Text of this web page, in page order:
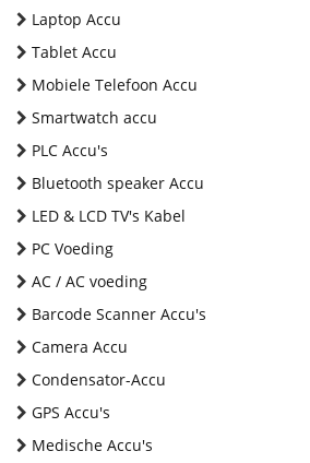
Laptop Accu
Tablet Accu
Mobiele Telefoon Accu
Smartwatch accu
PLC Accu's
Bluetooth speaker Accu
LED & LCD TV's Kabel
PC Voeding
AC / AC voeding
Barcode Scanner Accu's
Camera Accu
Condensator-Accu
GPS Accu's
Medische Accu's